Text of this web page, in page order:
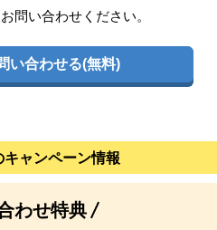
問い合わせください。
い合わせる(無料)
ャンペーン情報
わせ特典